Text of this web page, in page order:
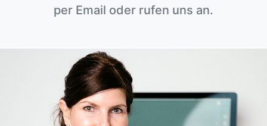
per Email oder rufen uns an.